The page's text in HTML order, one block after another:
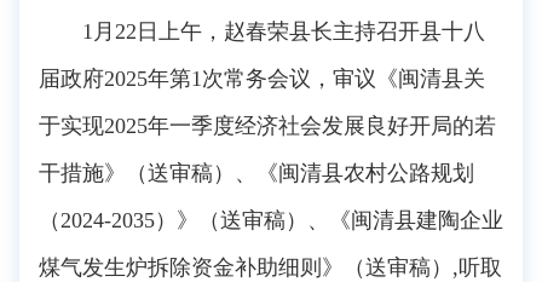
1月22日上午，赵春荣县长主持召开县十八
届政府2025年第1次常务会议，审议《闽清县关
于实现2025年一季度经济社会发展良好开局的若
干措施》（送审稿）、《闽清县农村公路规划
（2024-2035）》（送审稿）、《闽清县建陶企业
煤气发生炉拆除资金补助细则》（送审稿）,听取